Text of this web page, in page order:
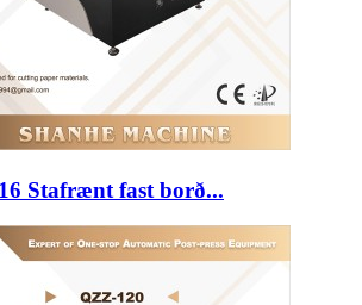
Stafrænt fast borð...